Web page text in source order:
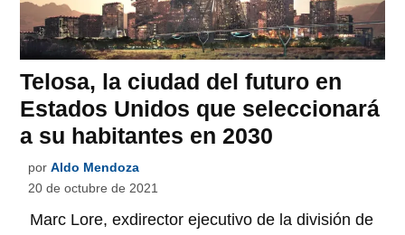
Telosa, la ciudad del futuro en
Estados Unidos que seleccionará
a su habitantes en 2030
por Aldo Mendoza
20 de octubre de 2021
Marc Lore, exdirector ejecutivo de la división de